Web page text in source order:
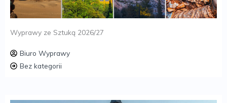
Wyprawy ze Sztuką 2026/27
Biuro Wyprawy
Bez kategorii